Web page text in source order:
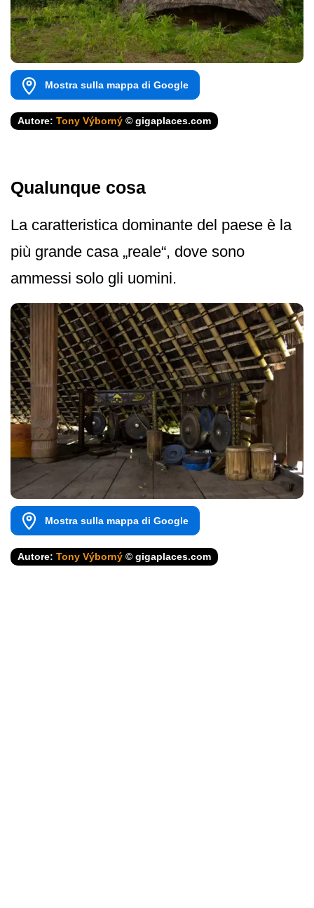
Mostra sulla mappa di Google
Autore: Tony Výborný © gigaplaces.com
Qualunque cosa
La caratteristica dominante del paese è la
più grande casa „reale“, dove sono
ammessi solo gli uomini.
Mostra sulla mappa di Google
Autore: Tony Výborný © gigaplaces.com